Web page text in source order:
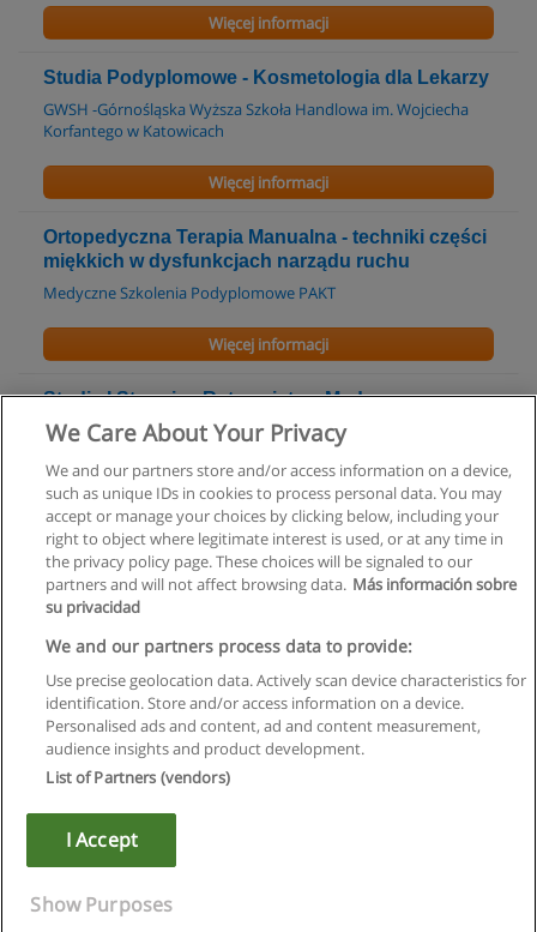
Więcej informacji
Studia Podyplomowe - Kosmetologia dla Lekarzy
GWSH -Górnośląska Wyższa Szkoła Handlowa im. Wojciecha
Korfantego w Katowicach
Więcej informacji
Ortopedyczna Terapia Manualna - techniki części
miękkich w dysfunkcjach narządu ruchu
Medyczne Szkolenia Podyplomowe PAKT
Więcej informacji
Studia I Stopnia - Ratownictwo Medyczne
GWSP-Górnośląska Wyższa Szkoła Pedagogiczna w
Więcej informacji
Regulamin
Polityka ochrony danych osobowych
Kontakt z Educaedu
Copyright © Educaedu Business S.L. - CIF : B-95610580: -
We Care About Your Privacy
We and our partners store and/or access information on a device,
such as unique IDs in cookies to process personal data. You may
accept or manage your choices by clicking below, including your
right to object where legitimate interest is used, or at any time in
the privacy policy page. These choices will be signaled to our
partners and will not affect browsing data. Más información sobre
su privacidad
We and our partners process data to provide:
Use precise geolocation data. Actively scan device characteristics for
identification. Store and/or access information on a device.
Personalised ads and content, ad and content measurement,
audience insights and product development.
List of Partners (vendors)
I Accept
Show Purposes